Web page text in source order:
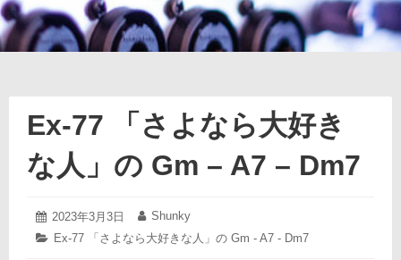
Ex-77 「さよなら大好き
な人」の Gm – A7 – Dm7
投
稿
2023年3月3日
2023
年
3
投
稿
Shunky
カ
Ex-77 「さよなら大好きな人」の Gm - A7 - Dm7